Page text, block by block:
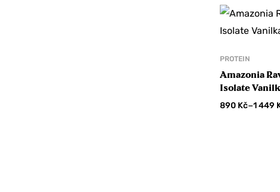
PROTEIN
Amazonia
Isolate
890 Kč–1 449
ANO, BERU